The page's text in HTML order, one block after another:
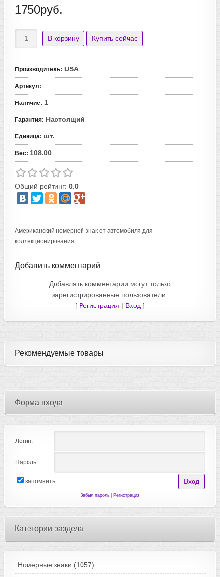
1750руб.
Производитель: USA
Артикул:
Наличие: 1
Гарантия: Настоящий
Единица: шт.
Вес: 108.00
Общий рейтинг: 0.0
Американский номерной знак от автомобиля для
коллекционирования
Добавить комментарий
Добавлять комментарии могут только
зарегистрированные пользователи.
[ Регистрация | Вход ]
Рекомендуемые товары
Форма входа
Логин:
Пароль:
запомнить
Забыл пароль| Регистрация
Категории раздела
Номерные знаки (1057)